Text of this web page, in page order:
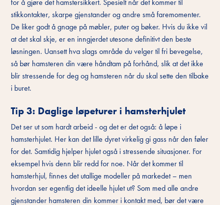
stikkontakter, skarpe gjenstander og andre små faremomenter.
De liker godt å gnage på møbler, puter og bøker. Hvis du ikke vil
at det skal skje, er en inngjerdet utesone definitivt den beste
løsningen. Uansett hva slags område du velger til fri bevegelse,
så bør hamsteren din være håndtam på forhånd, slik at det ikke
blir stressende for deg og hamsteren når du skal sette den tilbake
i buret.
Tip 3: Daglige løpeturer i hamsterhjulet
Det ser ut som hardt arbeid - og det er det også: å løpe i
hamsterhjulet. Her kan det lille dyret virkelig gi gass når den føler
for det. Samtidig hjelper hjulet også i stressende situasjoner. For
eksempel hvis denn blir redd for noe. Når det kommer til
hamsterhjul, finnes det utallige modeller på markedet – men
hvordan ser egentlig det ideelle hjulet ut? Som med alle andre
gjenstander hamsteren din kommer i kontakt med, bør det være